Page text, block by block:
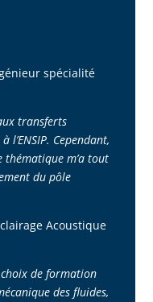
spécialité
transferts
l’ENSIP. Cependant,
thématique m’a tout
du pôle
Acoustique
de formation
des fluides,